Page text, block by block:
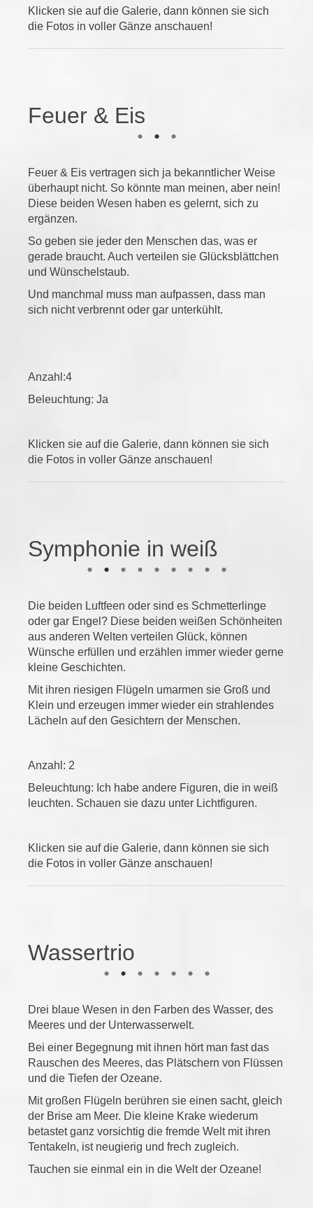
Klicken sie auf die Galerie, dann können sie sich
die Fotos in voller Gänze anschauen!
Feuer & Eis
Feuer & Eis vertragen sich ja bekanntlicher Weise
überhaupt nicht. So könnte man meinen, aber nein!
Diese beiden Wesen haben es gelernt, sich zu
ergänzen.
So geben sie jeder den Menschen das, was er
gerade braucht. Auch verteilen sie Glücksblättchen
und Wünschelstaub.
Und manchmal muss man aufpassen, dass man
sich nicht verbrennt oder gar unterkühlt.
Anzahl:4
Beleuchtung: Ja
Klicken sie auf die Galerie, dann können sie sich
die Fotos in voller Gänze anschauen!
Symphonie in weiß
Die beiden Luftfeen oder sind es Schmetterlinge
oder gar Engel? Diese beiden weißen Schönheiten
aus anderen Welten verteilen Glück, können
Wünsche erfüllen und erzählen immer wieder gerne
kleine Geschichten.
Mit ihren riesigen Flügeln umarmen sie Groß und
Klein und erzeugen immer wieder ein strahlendes
Lächeln auf den Gesichtern der Menschen.
Anzahl: 2
Beleuchtung: Ich habe andere Figuren, die in weiß
leuchten. Schauen sie dazu unter Lichtfiguren.
Klicken sie auf die Galerie, dann können sie sich
die Fotos in voller Gänze anschauen!
Wassertrio
Drei blaue Wesen in den Farben des Wasser, des
Meeres und der Unterwasserwelt.
Bei einer Begegnung mit ihnen hört man fast das
Rauschen des Meeres, das Plätschern von Flüssen
und die Tiefen der Ozeane.
Mit großen Flügeln berühren sie einen sacht, gleich
der Brise am Meer. Die kleine Krake wiederum
betastet ganz vorsichtig die fremde Welt mit ihren
Tentakeln, ist neugierig und frech zugleich.
Tauchen sie einmal ein in die Welt der Ozeane!